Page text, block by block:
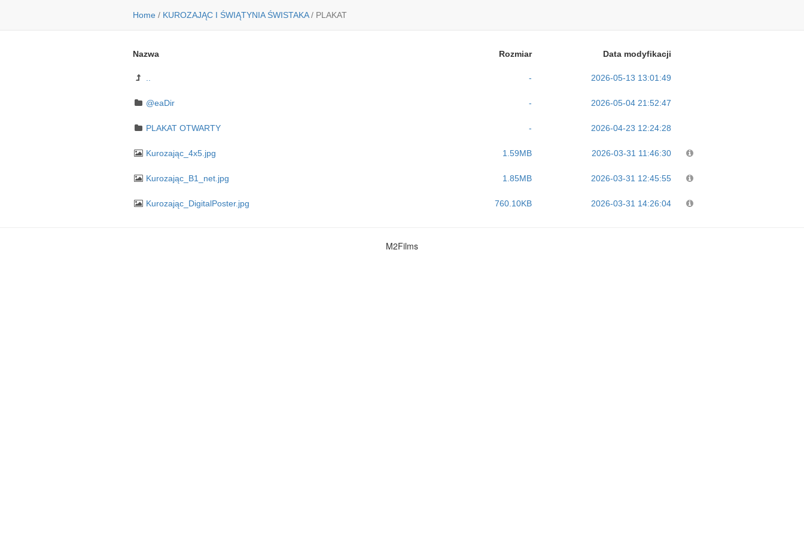
Home / KUROZAJĄC I ŚWIĄTYNIA ŚWISTAKA / PLAKAT
Nazwa Rozmiar Data modyfikacji
- 2026-05-13 13:01:49
@eaDir - 2026-05-04 21:52:47
PLAKAT OTWARTY - 2026-04-23 12:24:28
Kurozając_4x5.jpg 1.59MB 2026-03-31 11:46:30
Kurozając_B1_net.jpg 1.85MB 2026-03-31 12:45:55
Kurozając_DigitalPoster.jpg 760.10KB 2026-03-31 14:26:04
M2Films